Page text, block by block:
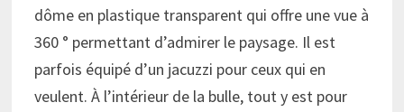
dôme en plastique transparent qui offre une vue à
360 ° permettant d’admirer le paysage. Il est
parfois équipé d’un jacuzzi pour ceux qui en
veulent. À l’intérieur de la bulle, tout y est pour